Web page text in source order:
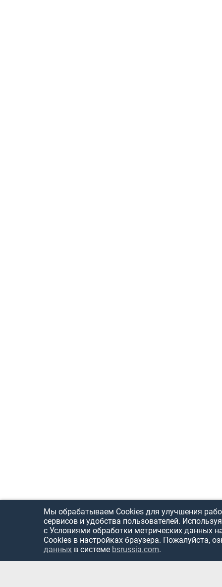
Мы обрабатываем Cookies для улучшения
сервисов и удобства пользователей.
с Условиями обработки метрических данных
Cookies в настройках браузера. Пожалуйста,
данных в системе bsrussia.com.